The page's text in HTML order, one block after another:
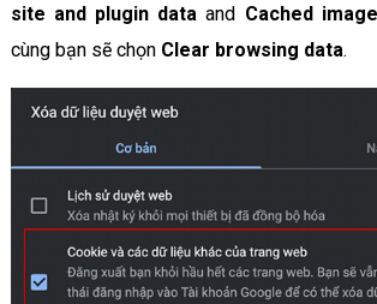
site and plugin data and Cached
cùng bạn sẽ chọn Clear browsing data.